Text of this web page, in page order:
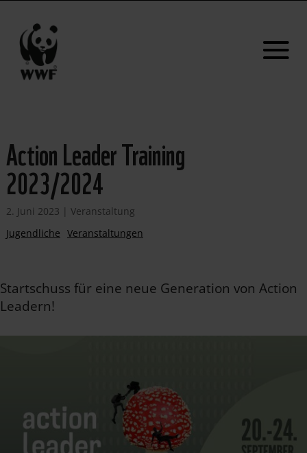
Action Leader Training
2023/2024
2. Juni 2023 | Veranstaltung
Jugendliche Veranstaltungen
Startschuss für eine neue Generation von Action
Leadern!